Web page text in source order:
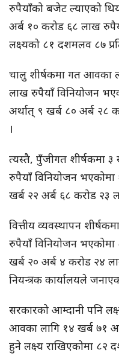
रुपैयाँको बजेट ल्याएको
अर्ब १० करोड ६८ लाख
लक्ष्यको ८१ दशमलव ८७
चालु शीर्षकमा गत आवका
लाख रुपैयाँ विनियोजन
अर्थात् ९ खर्ब ८० अर्ब
।
त्यस्तै, पुँजीगत शीर्षकमा
रुपैयाँ विनियोजन
खर्ब २२ अर्ब ६८ करोड
वित्तीय व्यवस्थापन
रुपैयाँ विनियोजन
खर्ब २० अर्ब ४ करोड २४
नियन्त्रक कार्यालयले
सरकारको आम्दानी पनि
आवका लागि १४ खर्ब ७१
हुने लक्ष्य राखिएकोमा ८२